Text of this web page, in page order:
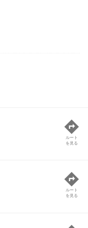
ルート
を見る
ルート
を見る